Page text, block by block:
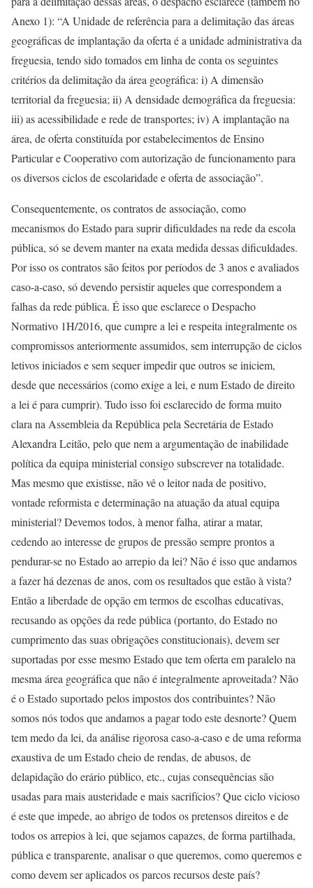
Anexo 1): “A Unidade de referência para a delimitação das áreas
geográficas de implantação da oferta é a unidade administrativa da
freguesia, tendo sido tomados em linha de conta os seguintes
critérios da delimitação da área geográfica: i) A dimensão
territorial da freguesia; ii) A densidade demográfica da freguesia:
iii) as acessibilidade e rede de transportes; iv) A implantação na
área, de oferta constituída por estabelecimentos de Ensino
Particular e Cooperativo com autorização de funcionamento para
os diversos ciclos de escolaridade e oferta de associação”.
Consequentemente, os contratos de associação, como
mecanismos do Estado para suprir dificuldades na rede da escola
pública, só se devem manter na exata medida dessas dificuldades.
Por isso os contratos são feitos por períodos de 3 anos e avaliados
caso-a-caso, só devendo persistir aqueles que correspondem a
falhas da rede pública. É isso que esclarece o Despacho
Normativo 1H/2016, que cumpre a lei e respeita integralmente os
compromissos anteriormente assumidos, sem interrupção de ciclos
letivos iniciados e sem sequer impedir que outros se iniciem,
desde que necessários (como exige a lei, e num Estado de direito
a lei é para cumprir). Tudo isso foi esclarecido de forma muito
clara na Assembleia da República pela Secretária de Estado
Alexandra Leitão, pelo que nem a argumentação de inabilidade
política da equipa ministerial consigo subscrever na totalidade.
Mas mesmo que existisse, não vê o leitor nada de positivo,
vontade reformista e determinação na atuação da atual equipa
ministerial? Devemos todos, à menor falha, atirar a matar,
cedendo ao interesse de grupos de pressão sempre prontos a
pendurar-se no Estado ao arrepio da lei? Não é isso que andamos
a fazer há dezenas de anos, com os resultados que estão à vista?
Então a liberdade de opção em termos de escolhas educativas,
recusando as opções da rede pública (portanto, do Estado no
cumprimento das suas obrigações constitucionais), devem ser
suportadas por esse mesmo Estado que tem oferta em paralelo na
mesma área geográfica que não é integralmente aproveitada? Não
é o Estado suportado pelos impostos dos contribuintes? Não
somos nós todos que andamos a pagar todo este desnorte? Quem
tem medo da lei, da análise rigorosa caso-a-caso e de uma reforma
exaustiva de um Estado cheio de rendas, de abusos, de
delapidação do erário público, etc., cujas consequências são
usadas para mais austeridade e mais sacrifícios? Que ciclo vicioso
é este que impede, ao abrigo de todos os pretensos direitos e de
todos os arrepios à lei, que sejamos capazes, de forma partilhada,
pública e transparente, analisar o que queremos, como queremos e
como devem ser aplicados os parcos recursos deste país?